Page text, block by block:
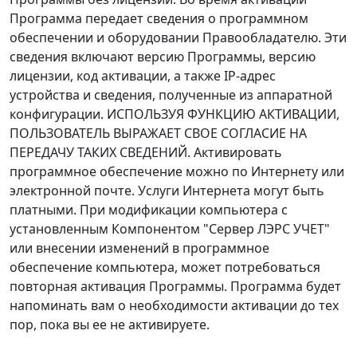
Программа передает сведения о программном
обеспечении и оборудовании Правообладателю. Эти
сведения включают версию Программы, версию
лицензии, код активации, а также IP-адрес
устройства и сведения, полученные из аппаратной
конфигурации. ИСПОЛЬЗУЯ ФУНКЦИЮ АКТИВАЦИИ,
ПОЛЬЗОВАТЕЛЬ ВЫРАЖАЕТ СВОЕ СОГЛАСИЕ НА
ПЕРЕДАЧУ ТАКИХ СВЕДЕНИЙ. Активировать
программное обеспечение можно по Интернету или
электронной почте. Услуги Интернета могут быть
платными. При модификации компьютера с
установленным Компонентом "Сервер ЛЭРС УЧЕТ"
или внесении изменений в программное
обеспечение компьютера, может потребоваться
повторная активация Программы. Программа будет
напоминать вам о необходимости активации до тех
пор, пока вы ее не активируете.